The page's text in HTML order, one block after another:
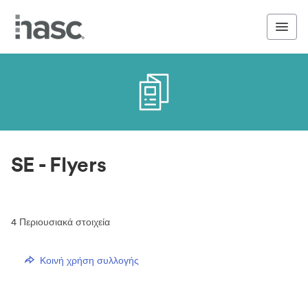
SE - Flyers
4 Περιουσιακά στοιχεία
Κοινή χρήση συλλογής